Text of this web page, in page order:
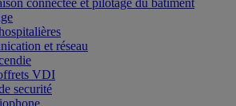
connectée et pilotage du bâtiment
et réseau
VDI
securité